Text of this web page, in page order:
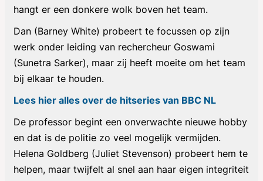
hangt er een donkere wolk boven het team.
Dan (Barney White) probeert te focussen op zijn
werk onder leiding van rechercheur Goswami
(Sunetra Sarker), maar zij heeft moeite om het team
bij elkaar te houden.
Lees hier alles over de hitseries van BBC NL
De professor begint een onverwachte nieuwe hobby
en dat is de politie zo veel mogelijk vermijden.
Helena Goldberg (Juliet Stevenson) probeert hem te
helpen, maar twijfelt al snel aan haar eigen integriteit